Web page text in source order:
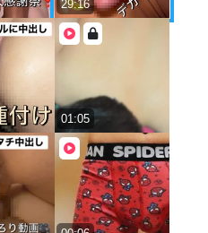
29:16
01:05